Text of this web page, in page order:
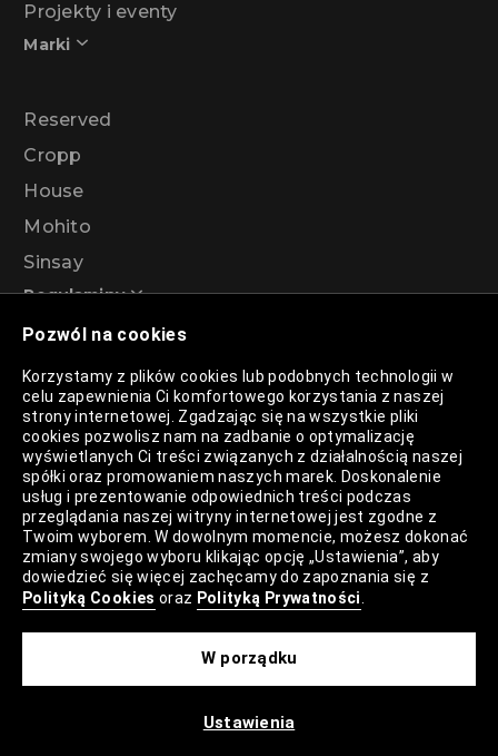
Pozwól na cookies
Korzystamy z plików cookies lub podobnych technologii w
celu zapewnienia Ci komfortowego korzystania z naszej
strony internetowej. Zgadzając się na wszystkie pliki
cookies pozwolisz nam na zadbanie o optymalizację
wyświetlanych Ci treści związanych z działalnością naszej
spółki oraz promowaniem naszych marek. Doskonalenie
usług i prezentowanie odpowiednich treści podczas
przeglądania naszej witryny internetowej jest zgodne z
Twoim wyborem. W dowolnym momencie, możesz dokonać
zmiany swojego wyboru klikając opcję „Ustawienia”, aby
dowiedzieć się więcej zachęcamy do zapoznania się z
Polityką Cookies oraz Polityką Prywatności
Ustawienia
W porządku
Projekty i eventy
Marki
Reserved
Cropp
House
Mohito
Sinsay
Regulaminy
Regulamin akcji promocyjnej – Program
rabatowy 99%
Polityka Prywatności
Polityka Plików Cookies
Lista Plików Cookies
Lista Zaufanych Partnerów
Ustawienia Cookies